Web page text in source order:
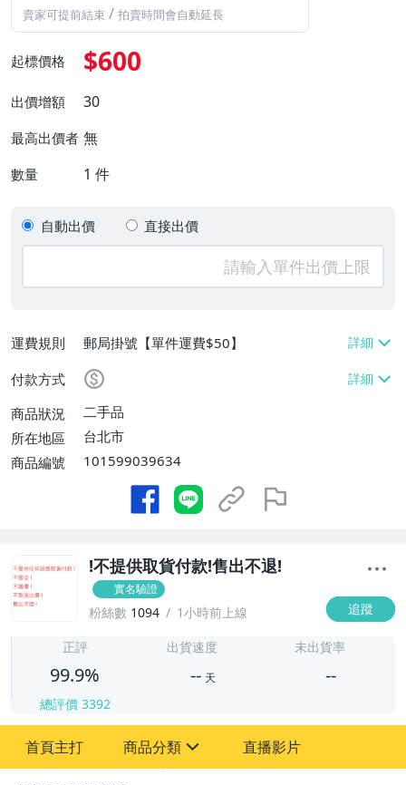
賣家可提前結束 / 拍賣時間會自動延長
起標價格 $600
出價增額 30
最高出價者 無
數量 1 件
自動出價 直接出價
運費規則
郵局掛號【單件運費$50】
付款方式
商品狀況
二手品
所在地區
台北市
商品編號
101599039634
!不提供取貨付款!售出不退!
實名驗證
粉絲數 1094 1小時前上線 追蹤
正評
99.9%
總評價 3392
出貨速度
-- 天
未出貨率
--
首頁主打 商品分類 直播影片